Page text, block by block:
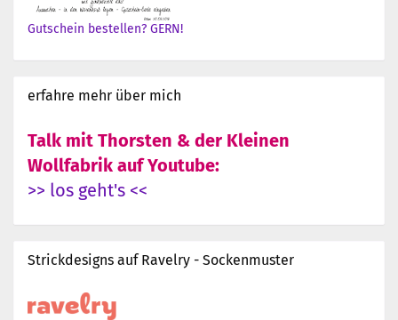
Gutschein bestellen? GERN!
erfahre mehr über mich
Talk mit Thorsten & der Kleinen
Wollfabrik auf Youtube:
>> los geht's <<
Strickdesigns auf Ravelry - Sockenmuster